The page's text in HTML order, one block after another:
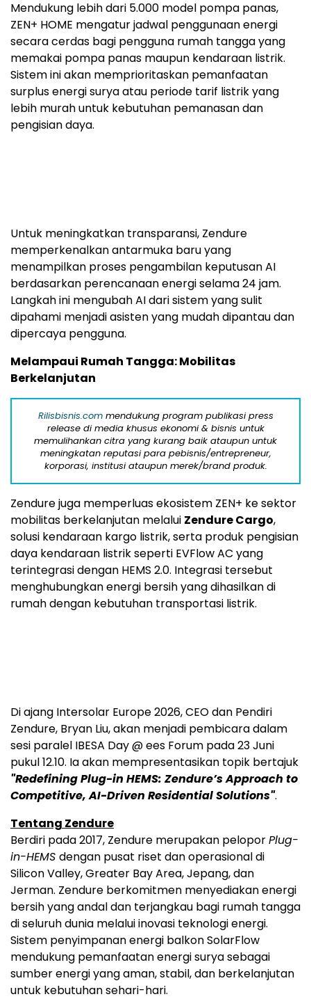
Mendukung lebih dari 5.000 model pompa panas,
ZEN+ HOME mengatur jadwal penggunaan energi
secara cerdas bagi pengguna rumah tangga yang
memakai pompa panas maupun kendaraan listrik.
Sistem ini akan memprioritaskan pemanfaatan
surplus energi surya atau periode tarif listrik yang
lebih murah untuk kebutuhan pemanasan dan
pengisian daya.
Untuk meningkatkan transparansi, Zendure
memperkenalkan antarmuka baru yang
menampilkan proses pengambilan keputusan AI
berdasarkan perencanaan energi selama 24 jam.
Langkah ini mengubah AI dari sistem yang sulit
dipahami menjadi asisten yang mudah dipantau dan
dipercaya pengguna.
Melampaui Rumah Tangga: Mobilitas
Berkelanjutan
Rilisbisnis.commendukung program publikasi press
release di media khusus ekonomi & bisnis untuk
memulihankan citra yang kurang baik ataupun untuk
meningkatan reputasi para pebisnis/entrepreneur,
korporasi, institusi ataupun merek/brand produk.
Zendure juga memperluas ekosistem ZEN+ ke sektor
mobilitas berkelanjutan melalui Zendure Cargo,
solusi kendaraan kargo listrik, serta produk pengisian
daya kendaraan listrik seperti EVFlow AC yang
terintegrasi dengan HEMS 2.0. Integrasi tersebut
menghubungkan energi bersih yang dihasilkan di
rumah dengan kebutuhan transportasi listrik.
Di ajang Intersolar Europe 2026, CEO dan Pendiri
Zendure, Bryan Liu, akan menjadi pembicara dalam
sesi paralel IBESA Day @ ees Forum pada 23 Juni
pukul 12.10. Ia akan mempresentasikan topik bertajuk
"Redefining Plug-in HEMS: Zendure’s Approach to
Competitive, AI-Driven Residential Solutions".
Tentang Zendure
Berdiri pada 2017, Zendure merupakan peloporPlug-
in-HEMS dengan pusat riset dan operasional di
Silicon Valley, Greater Bay Area, Jepang, dan
Jerman. Zendure berkomitmen menyediakan energi
bersih yang andal dan terjangkau bagi rumah tangga
di seluruh dunia melalui inovasi teknologi energi.
Sistem penyimpanan energi balkon SolarFlow
mendukung pemanfaatan energi surya sebagai
sumber energi yang aman, stabil, dan berkelanjutan
untuk kebutuhan sehari-hari.